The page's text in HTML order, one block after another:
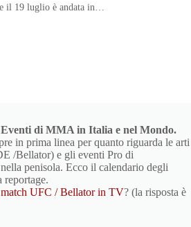
il 19 luglio è andata in…
di MMA in Italia e nel Mondo.
in prima linea per quanto riguarda le arti
/Bellator) e gli eventi Pro di
penisola. Ecco il calendario degli
reportage.
UFC / Bellator in TV? (la risposta è